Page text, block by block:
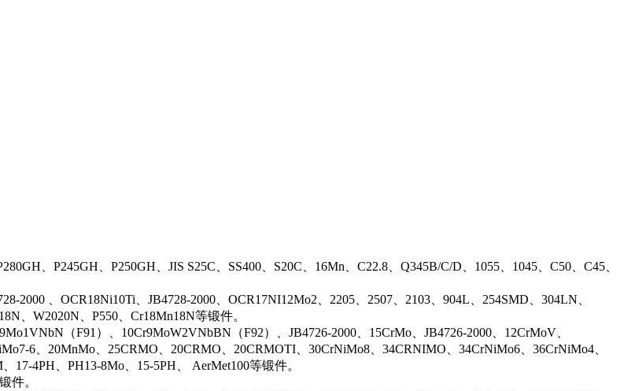
、P245GH、P250GH、JIS S25C、SS400、S20C、16Mn、C22.8、Q345B/C/D、1055、1045、C50、C45、
2000 、OCR18Ni10Ti、JB4728-2000、OCR17NI12Mo2、2205、2507、2103、904L、254SMD、304LN、
、W2020N、P550、Cr18Mn18N等锻件。
（F91）、10Cr9MoW2VNbBN（F92）、JB4726-2000、15CrMo、JB4726-2000、12CrMoV、
6、20MnMo、25CRMO、20CRMO、20CRMOTI、30CrNiMo8、34CRNIMO、34CrNiMo6、36CrNiMo4、
4PH、PH13-8Mo、15-5PH、 AerMet100等锻件。
件。